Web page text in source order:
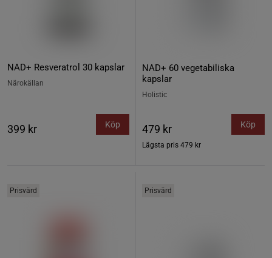
NAD+ Resveratrol 30 kapslar
Närokällan
399 kr Köp
NAD+ 60 vegetabiliska
kapslar
Holistic
479 kr
Lägsta pris 479 kr
Köp
Prisvärd Prisvärd